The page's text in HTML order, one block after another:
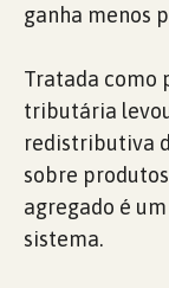
ganha menos
Tratada como
tributária
redistributiva
sobre
agregado é
sistema.